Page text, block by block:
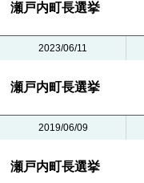
瀬戸内町長選挙
2023/06/11
瀬戸内町長選挙
2019/06/09
瀬戸内町長選挙